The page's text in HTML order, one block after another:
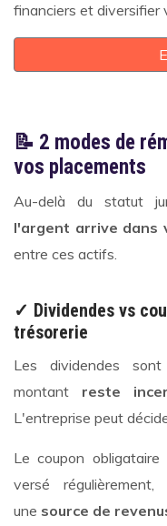
financiers et diversifier
📝 2 modes de
vos placements
Au-delà du statut
l'argent arrive dans
entre ces actifs.
✓ Dividendes vs
trésorerie
Les dividendes
montant reste
L'entreprise peut
Le coupon
versé
une source de